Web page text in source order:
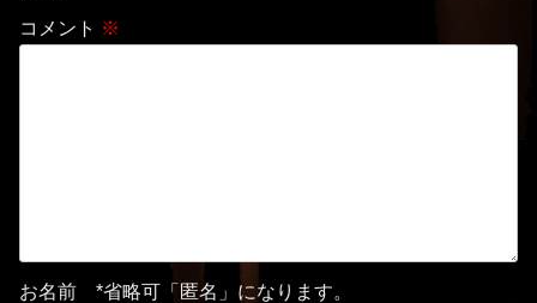
コメント ※
お名前 *省略可「匿名」になります。